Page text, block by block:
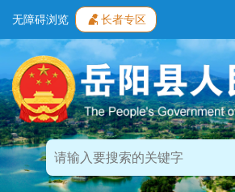
无障碍浏览 长者专区